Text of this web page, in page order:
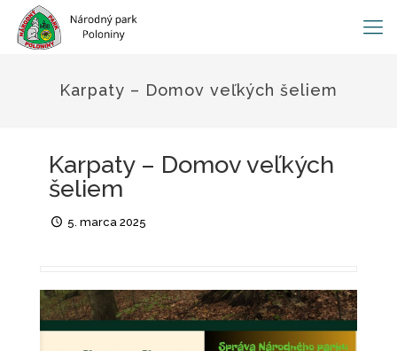
Karpaty – Domov veľkých šeliem
Karpaty – Domov veľkých
šeliem
5. marca 2025